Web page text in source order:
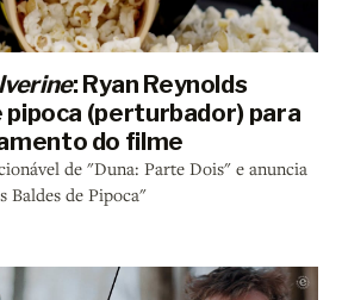
: Ryan Reynolds
pipoca (perturbador) para
do filme
de "Duna: Parte Dois" e anuncia
Baldes de Pipoca"